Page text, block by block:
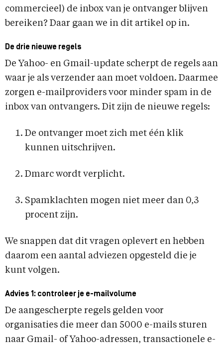
commercieel) de inbox van je ontvanger blijven
bereiken? Daar gaan we in dit artikel op in.
De drie nieuwe regels
De Yahoo- en Gmail-update scherpt de regels aan
waar je als verzender aan moet voldoen. Daarmee
zorgen e-mailproviders voor minder spam in de
inbox van ontvangers. Dit zijn de nieuwe regels:
De ontvanger moet zich met één klik
kunnen uitschrijven.
Dmarc wordt verplicht.
Spamklachten mogen niet meer dan 0,3
procent zijn.
We snappen dat dit vragen oplevert en hebben
daarom een aantal adviezen opgesteld die je
kunt volgen.
Advies 1: controleer je e-mailvolume
De aangescherpte regels gelden voor
organisaties die meer dan 5000 e-mails sturen
naar Gmail- of Yahoo-adressen, transactionele e-